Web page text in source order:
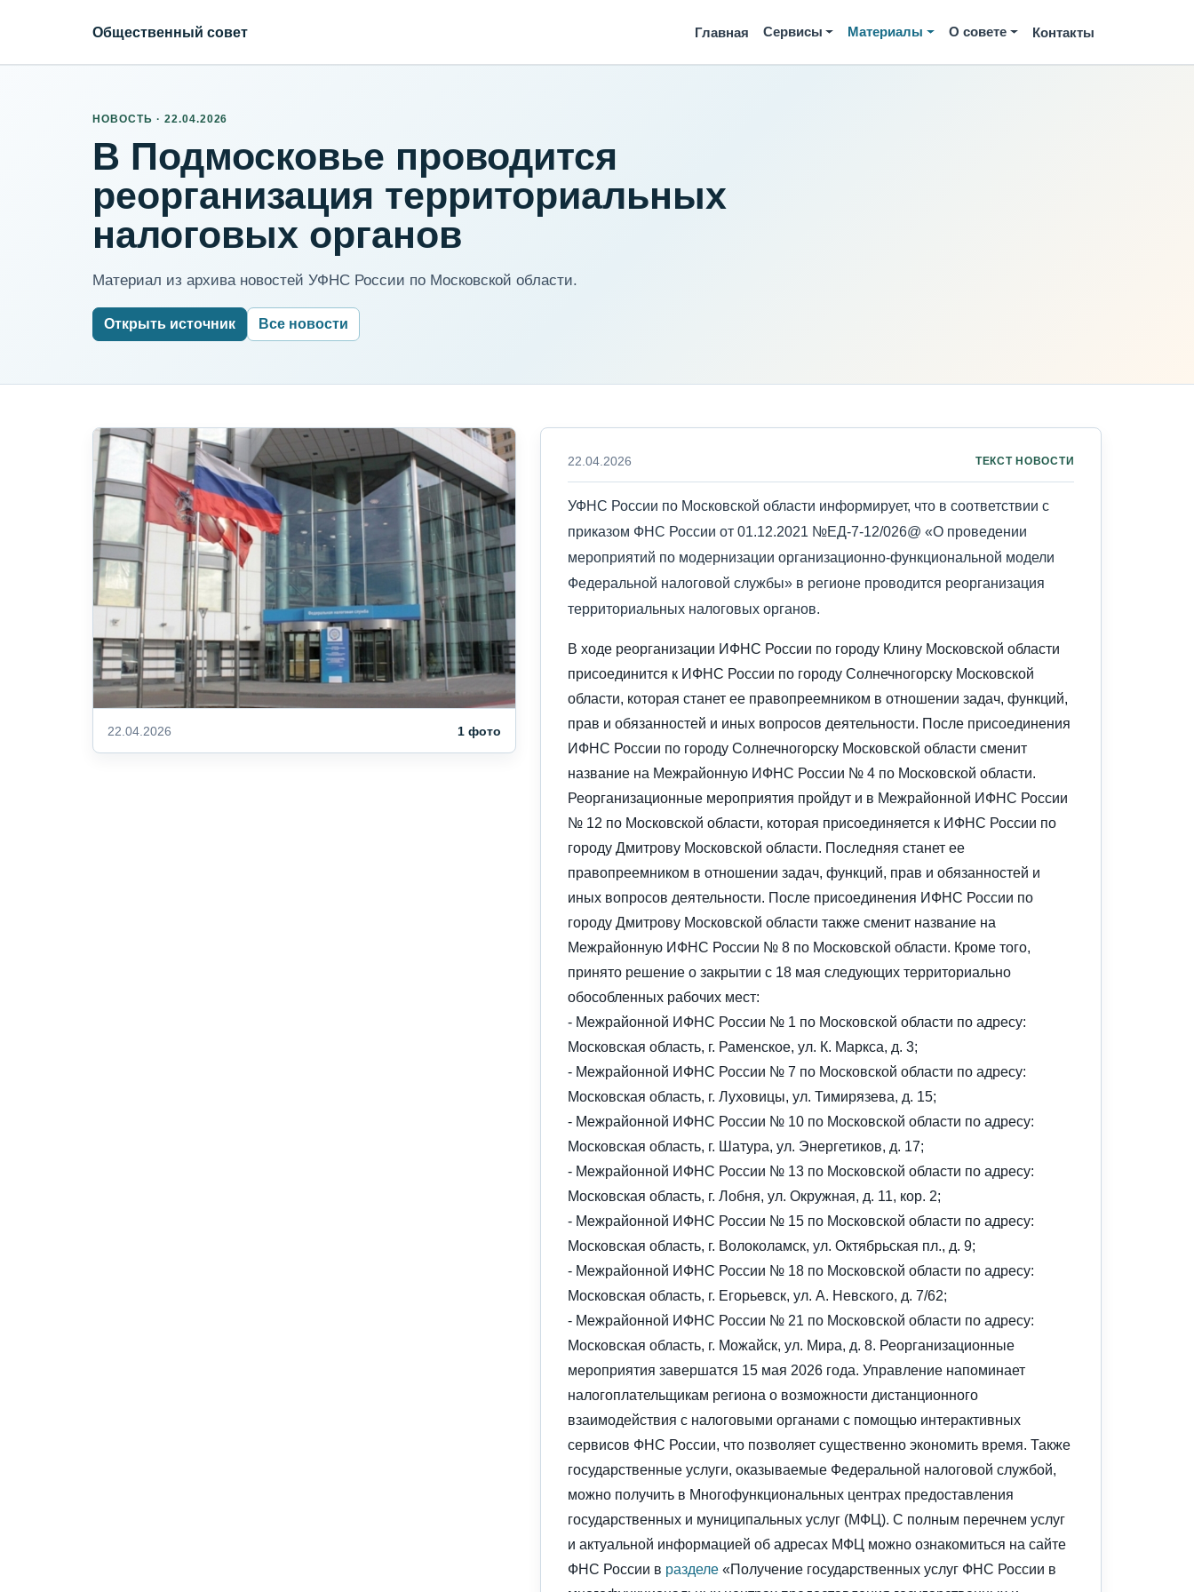
Общественный совет Главная Сервисы Материалы О совете Контакты
НОВОСТЬ · 22.04.2026
В Подмосковье проводится
реорганизация территориальных
налоговых органов
Материал из архива новостей УФНС России по Московской области.
Открыть источник Все новости
22.04.2026 1 фото
22.04.2026 ТЕКСТ НОВОСТИ
УФНС России по Московской области информирует, что в соответствии с
приказом ФНС России от 01.12.2021 №ЕД-7-12/026@ «О проведении
мероприятий по модернизации организационно-функциональной модели
Федеральной налоговой службы» в регионе проводится реорганизация
территориальных налоговых органов.
В ходе реорганизации ИФНС России по городу Клину Московской области
присоединится к ИФНС России по городу Солнечногорску Московской
области, которая станет ее правопреемником в отношении задач, функций,
прав и обязанностей и иных вопросов деятельности. После присоединения
ИФНС России по городу Солнечногорску Московской области сменит
название на Межрайонную ИФНС России № 4 по Московской области.
Реорганизационные мероприятия пройдут и в Межрайонной ИФНС России
№ 12 по Московской области, которая присоединяется к ИФНС России по
городу Дмитрову Московской области. Последняя станет ее
правопреемником в отношении задач, функций, прав и обязанностей и
иных вопросов деятельности. После присоединения ИФНС России по
городу Дмитрову Московской области также сменит название на
Межрайонную ИФНС России № 8 по Московской области. Кроме того,
принято решение о закрытии с 18 мая следующих территориально
обособленных рабочих мест:
- Межрайонной ИФНС России № 1 по Московской области по адресу:
Московская область, г. Раменское, ул. К. Маркса, д. 3;
- Межрайонной ИФНС России № 7 по Московской области по адресу:
Московская область, г. Луховицы, ул. Тимирязева, д. 15;
- Межрайонной ИФНС России № 10 по Московской области по адресу:
Московская область, г. Шатура, ул. Энергетиков, д. 17;
- Межрайонной ИФНС России № 13 по Московской области по адресу:
Московская область, г. Лобня, ул. Окружная, д. 11, кор. 2;
- Межрайонной ИФНС России № 15 по Московской области по адресу:
Московская область, г. Волоколамск, ул. Октябрьская пл., д. 9;
- Межрайонной ИФНС России № 18 по Московской области по адресу:
Московская область, г. Егорьевск, ул. А. Невского, д. 7/62;
- Межрайонной ИФНС России № 21 по Московской области по адресу:
Московская область, г. Можайск, ул. Мира, д. 8. Реорганизационные
мероприятия завершатся 15 мая 2026 года. Управление напоминает
налогоплательщикам региона о возможности дистанционного
взаимодействия с налоговыми органами с помощью интерактивных
сервисов ФНС России, что позволяет существенно экономить время. Также
государственные услуги, оказываемые Федеральной налоговой службой,
можно получить в Многофункциональных центрах предоставления
государственных и муниципальных услуг (МФЦ). С полным перечнем услуг
и актуальной информацией об адресах МФЦ можно ознакомиться на сайте
ФНС России в разделе«Получение государственных услуг ФНС России в